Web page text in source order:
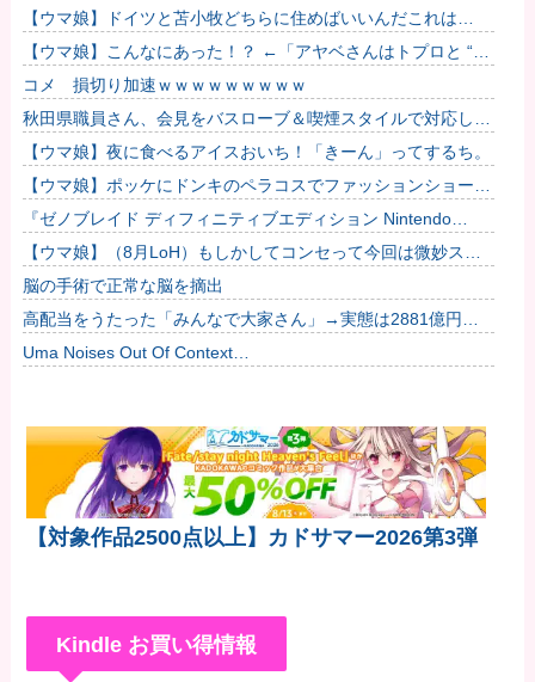
だろうね
【ウマ娘】ドイツと苫小牧どちらに住めばいいんだこれは…
【ウマ娘】こんなにあった！？ ←「アヤベさんはトプロと “1”
差だぞ」
コメ 損切り加速ｗｗｗｗｗｗｗｗｗ
秋田県職員さん、会見をバスローブ＆喫煙スタイルで対応して
しまい大炎上ｗ
【ウマ娘】夜に食べるアイスおいち！「きーん」ってするち。
【ウマ娘】ポッケにドンキのペラコスでファッションショーし
てほしい…
『ゼノブレイド ディフィニティブエディション Nintendo
Switch 2 Edition』3,713 本他
【ウマ娘】（8月LoH）もしかしてコンセって今回は微妙スキ
ルだったりするか？他
脳の手術で正常な脳を摘出
高配当をうたった「みんなで大家さん」→実態は2881億円の
債務超過
Uma Noises Out Of Context…
【対象作品2500点以上】カドサマー2026第3弾
Kindle お買い得情報